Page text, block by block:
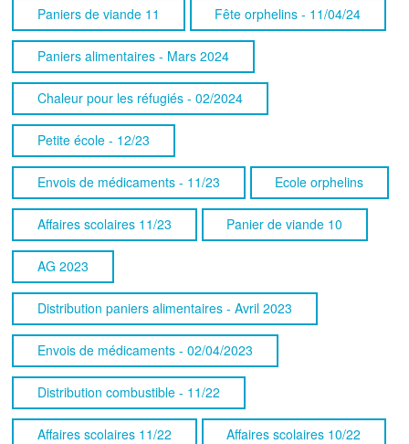
Paniers de viande 11 Fête orphelins - 11/04/24
Paniers alimentaires - Mars 2024
Chaleur pour les réfugiés - 02/2024
Petite école - 12/23
Envois de médicaments - 11/23 Ecole orphelins
Affaires scolaires 11/23 Panier de viande 10
AG 2023
Distribution paniers alimentaires - Avril 2023
Envois de médicaments - 02/04/2023
Distribution combustible - 11/22
Affaires scolaires 11/22 Affaires scolaires 10/22